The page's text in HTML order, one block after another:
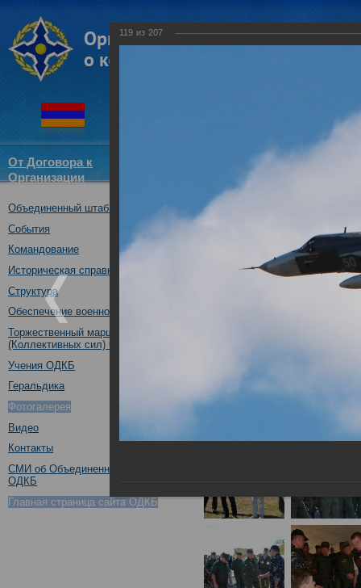
От Договора к
Организации
Объединенный штаб ОДКБ
События
Командование
Историческая справка
Структура
Обеспечение военной безопасности
Торжественный марш Войск
(Коллективных сил) ОДКБ
Учения ОДКБ
Геральдика
Фотогалерея
Видео
Контакты
СМИ об Объединенном штабе
ОДКБ
Главная страница сайта ОДКБ
Совместное учение с
"Нерушимое братство-2016"
119 из 207